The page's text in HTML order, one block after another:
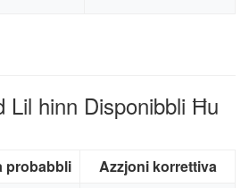
Lil hinn Disponibbli Ħu
probabbli Azzjoni korrettiva